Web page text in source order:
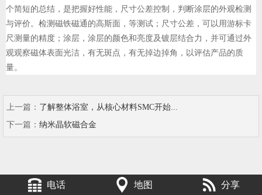
个简短的总结，是把握好性能，尺寸公差控制，判断涂层的外观检测
与评价。检测磁铁磁通的高斯面，等测试；尺寸公差，可以用游标卡
尺测量的精度；涂层，涂层的颜色和亮度及镀层结合力，并可通过外
观观察磁体表面光洁，有无斑点，有无掉边掉角，以评估产品的质
量。
上一篇： 了解整体浴室，从核心材料SMC开始...
下一篇： 纳米晶软磁合金
电话 地图 分享